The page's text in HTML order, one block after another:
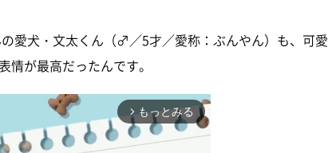
愛犬・文太くん（♂／5才／愛称：ぶんやん）も、可愛
が最高だったんです。
arrow_forward_ios もっとみる